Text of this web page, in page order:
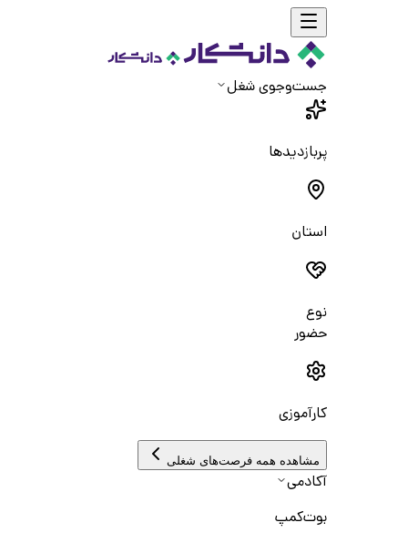
جست‌و‌جوی شغل
پربازدیدها
استان
نوع
حضور
کارآموزی
مشاهده همه فرصت‌های شغلی
آکادمی
بوت‌کمپ